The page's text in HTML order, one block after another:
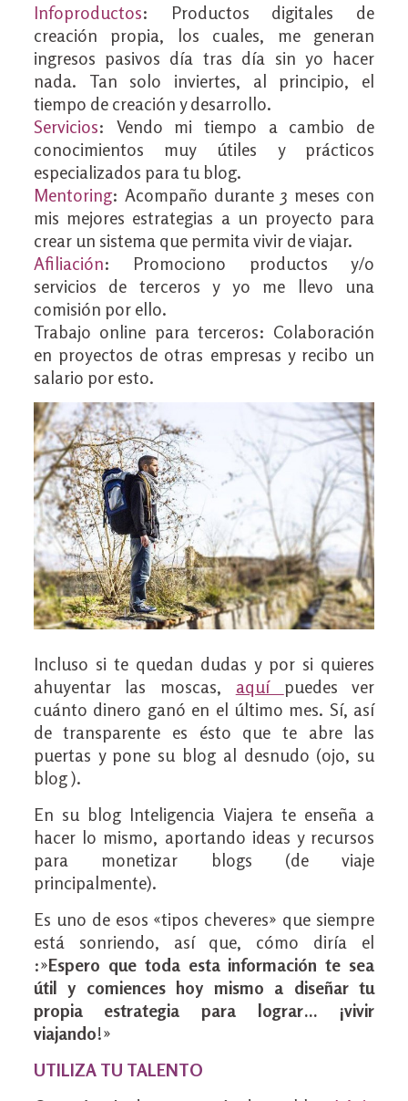
Infoproductos: Productos digitales de
creación propia, los cuales, me generan
ingresos pasivos día tras día sin yo hacer
nada. Tan solo inviertes, al principio, el
tiempo de creación y desarrollo.
Servicios: Vendo mi tiempo a cambio de
conocimientos muy útiles y prácticos
especializados para tu blog.
Mentoring: Acompaño durante 3 meses con
mis mejores estrategias a un proyecto para
crear un sistema que permita vivir de viajar.
Afiliación: Promociono productos y/o
servicios de terceros y yo me llevo una
comisión por ello.
Trabajo online para terceros: Colaboración
en proyectos de otras empresas y recibo un
salario por esto.
Incluso si te quedan dudas y por si quieres
ahuyentar las moscas, aquí puedes ver
cuánto dinero ganó en el último mes. Sí, así
de transparente es ésto que te abre las
puertas y pone su blog al desnudo (ojo, su
blog ).
En su blog Inteligencia Viajera te enseña a
hacer lo mismo, aportando ideas y recursos
para monetizar blogs (de viaje
principalmente).
Es uno de esos «tipos cheveres» que siempre
está sonriendo, así que, cómo diría el
:»Espero que toda esta información te sea
útil y comiences hoy mismo a diseñar tu
propia estrategia para lograr… ¡vivir
viajando!»
UTILIZA TU TALENTO